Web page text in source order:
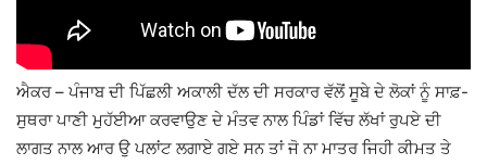
ਐਕਰ – ਪੰਜਾਬ ਦੀ ਪਿੱਛਲੀ ਅਕਾਲੀ ਦੱਲ ਦੀ ਸਰਕਾਰ ਵੱਲੋਂ ਸੂਬੇ ਦੇ ਲੋਕਾਂ ਨੂੰ ਸਾਫ਼-
ਸੁਥਰਾ ਪਾਣੀ ਮੁਹੱਈਆ ਕਰਵਾਉਣ ਦੇ ਮੰਤਵ ਨਾਲ ਪਿੰਡਾਂ ਵਿੱਚ ਲੱਖਾਂ ਰੁਪਏ ਦੀ
ਲਾਗਤ ਨਾਲ ਆਰ ਉ ਪਲਾਂਟ ਲਗਾਏ ਗਏ ਸਨ ਤਾਂ ਜੋ ਨਾ ਮਾਤਰ ਜਿਹੀ ਕੀਮਤ ਤੇ